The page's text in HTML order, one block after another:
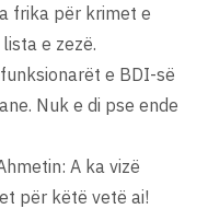
frika për krimet e
e zezë.
e BDI-së
Nuk e di pse ende
A ka vizë
për këtë vetë ai!